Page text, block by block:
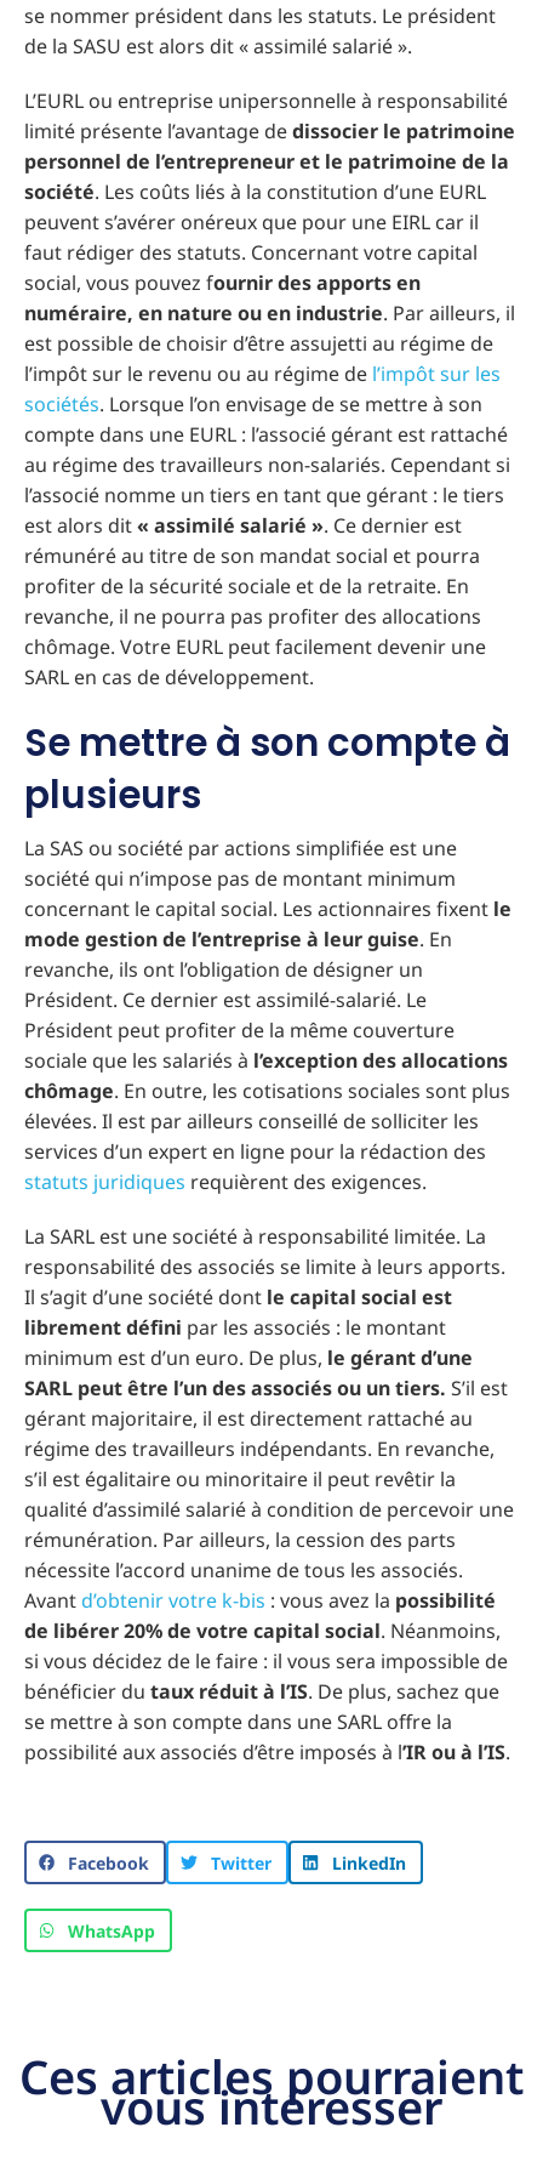
se nommer président dans les statuts. Le président
de la SASU est alors dit « assimilé salarié ».
L’EURL ou entreprise unipersonnelle à responsabilité
limité présente l’avantage dedissocier le patrimoine
personnel de l’entrepreneur et le patrimoine de la
société. Les coûts liés à la constitution d’une EURL
peuvent s’avérer onéreux que pour une EIRL car il
faut rédiger des statuts. Concernant votre capital
social, vous pouvez fournir des apports en
numéraire, en nature ou en industrie. Par ailleurs, il
est possible de choisir d’être assujetti au régime de
l’impôt sur le revenu ou au régime de l’impôt sur les
sociétés. Lorsque l’on envisage de se mettre à son
compte dans une EURL : l’associé gérant est rattaché
au régime des travailleurs non-salariés. Cependant si
l’associé nomme un tiers en tant que gérant : le tiers
est alors dit« assimilé salarié ». Ce dernier est
rémunéré au titre de son mandat social et pourra
profiter de la sécurité sociale et de la retraite. En
revanche, il ne pourra pas profiter des allocations
chômage. Votre EURL peut facilement devenir une
SARL en cas de développement.
Se mettre à son compte à
plusieurs
La SAS ou société par actions simplifiée est une
société qui n’impose pas de montant minimum
concernant le capital social. Les actionnaires fixent le
mode gestion de l’entreprise à leur guise. En
revanche, ils ont l’obligation de désigner un
Président. Ce dernier est assimilé-salarié. Le
Président peut profiter de la même couverture
sociale que les salariés à l’exception des allocations
chômage. En outre, les cotisations sociales sont plus
élevées. Il est par ailleurs conseillé de solliciter les
services d’un expert en ligne pour la rédaction des
statuts juridiques requièrent des exigences.
La SARL est une société à responsabilité limitée. La
responsabilité des associés se limite à leurs apports.
Il s’agit d’une société dont le capital social est
librement défini par les associés : le montant
minimum est d’un euro. De plus, le gérant d’une
SARL peut être l’un des associés ou un tiers. S’il est
gérant majoritaire, il est directement rattaché au
régime des travailleurs indépendants. En revanche,
s’il est égalitaire ou minoritaire il peut revêtir la
qualité d’assimilé salarié à condition de percevoir une
rémunération. Par ailleurs, la cession des parts
nécessite l’accord unanime de tous les associés.
Avant d’obtenir votre k-bis : vous avez la possibilité
de libérer 20% de votre capital social. Néanmoins,
si vous décidez de le faire : il vous sera impossible de
bénéficier du taux réduit à l’IS. De plus, sachez que
se mettre à son compte dans une SARL offre la
possibilité aux associés d’être imposés à l’IR ou à l’IS.
Facebook Twitter LinkedIn
WhatsApp
Ces articles pourraient
vous intéresser